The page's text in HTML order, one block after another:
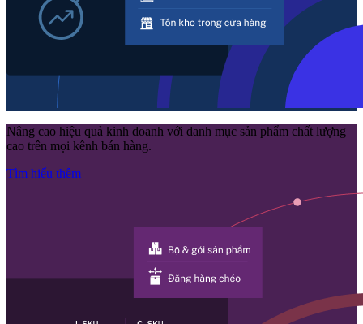
Nâng cao hiệu quả kinh doanh với danh mục sản phẩm chất lượng
cao trên mọi kênh bán hàng.
Tìm hiểu thêm